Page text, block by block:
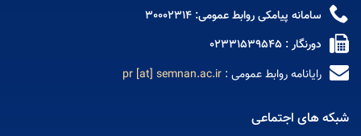
سامانه پیامکی روابط عمومی: 30002314
دورنگار : 02331539545
رایانامه روابط عمومی : pr [at] semnan.ac.ir
شبکه های اجتماعی